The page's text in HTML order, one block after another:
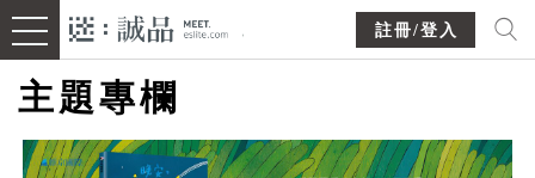
註冊/登入
主題專欄